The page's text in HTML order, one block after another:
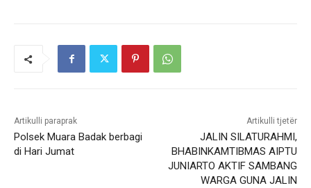
Artikulli paraprak
Polsek Muara Badak berbagi
di Hari Jumat
Artikulli tjetër
JALIN SILATURAHMI,
BHABINKAMTIBMAS AIPTU
JUNIARTO AKTIF SAMBANG
WARGA GUNA JALIN